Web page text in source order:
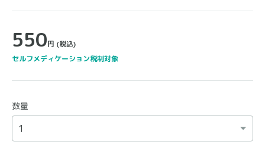
550円 (税込)
セルフメディケーション税制対象
数量